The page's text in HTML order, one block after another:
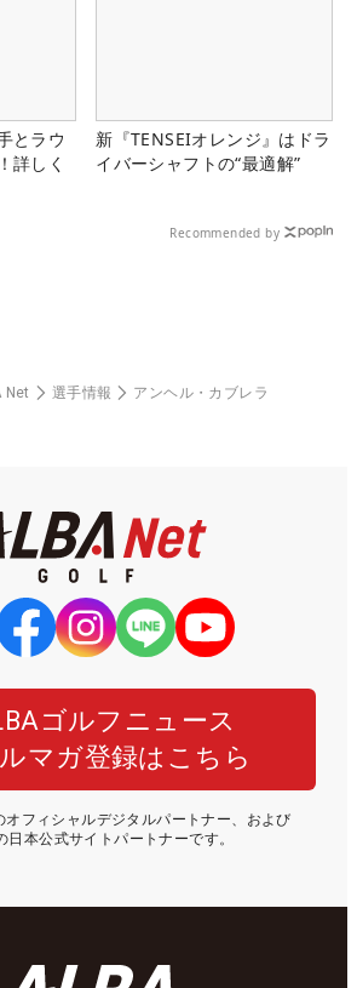
とラウ
詳しく
新『TENSEIオレンジ』はドラ
イバーシャフトの“最適解”
Recommended by
Net 選手情報 アンヘル・カブレラ
ゴルフニュース
マガ登録はこちら
オフィシャルデジタルパートナー、および
日本公式サイトパートナーです。